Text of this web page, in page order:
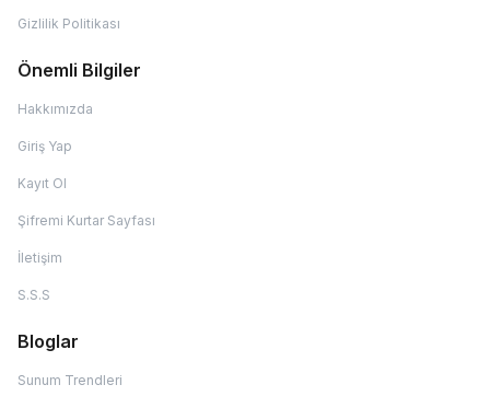
Gizlilik Politikası
Önemli Bilgiler
Hakkımızda
Giriş Yap
Kayıt Ol
Şifremi Kurtar Sayfası
İletişim
S.S.S
Bloglar
Sunum Trendleri